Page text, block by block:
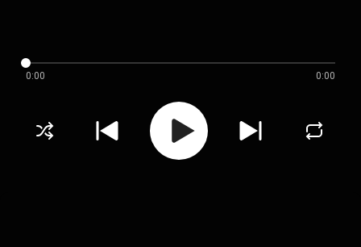
0:00 0:00